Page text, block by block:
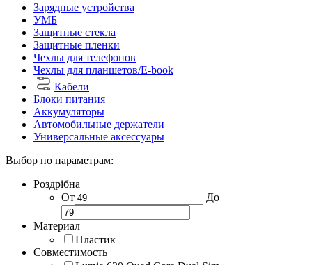
Зарядные устройства
УМБ
Защитные стекла
Защитные пленки
Чехлы для телефонов
Чехлы для планшетов/E-book
Кабели
Блоки питания
Аккумуляторы
Автомобильные держатели
Универсальные аксессуары
Выбор по параметрам:
Роздрібна
От
До
Материал
Пластик
Совместимость